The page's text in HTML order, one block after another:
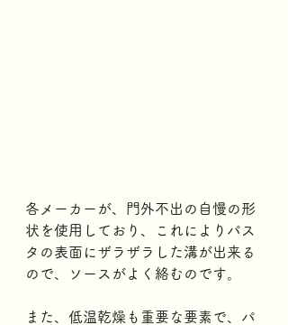
各メーカーが、門外不出の自慢の形
状を使用しており、これによりパス
タの表面にザラザラした溝が出来る
ので、ソースがよく絡むのです。
また、低温乾燥も重要な要素で、パ